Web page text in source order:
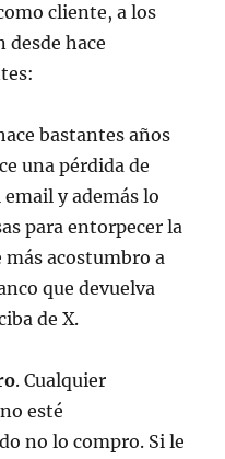
cliente, a los
desde hace
bastantes años
una pérdida de
y además lo
para entorpecer la
más acostumbro a
que devuelva
de X.
. Cualquier
esté
no lo compro. Si le